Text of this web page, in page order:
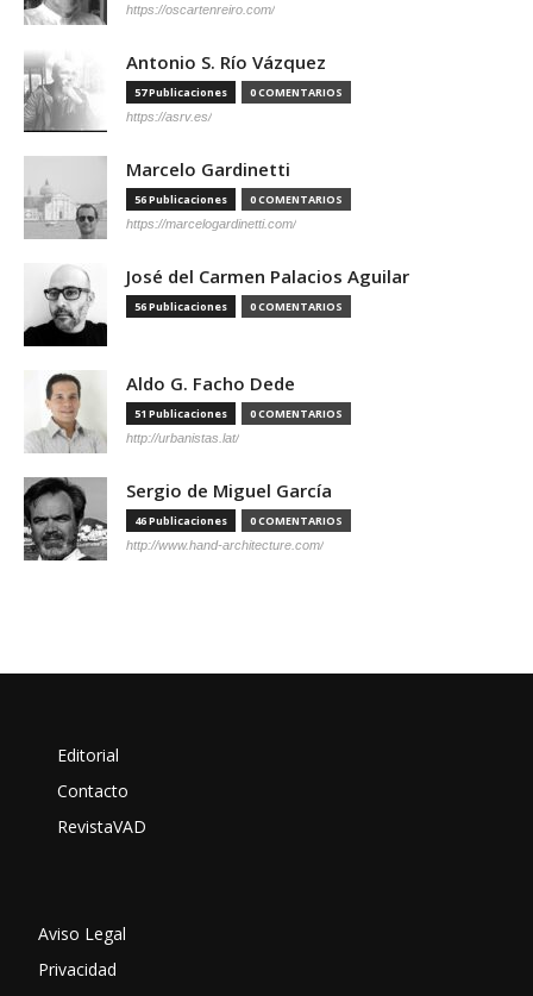
https://oscartenreiro.com/
Antonio S. Río Vázquez
57 Publicaciones 0 COMENTARIOS
https://asrv.es/
Marcelo Gardinetti
56 Publicaciones 0 COMENTARIOS
https://marcelogardinetti.com/
José del Carmen Palacios Aguilar
56 Publicaciones 0 COMENTARIOS
Aldo G. Facho Dede
51 Publicaciones 0 COMENTARIOS
http://urbanistas.lat/
Sergio de Miguel García
46 Publicaciones 0 COMENTARIOS
http://www.hand-architecture.com/
Editorial
Contacto
RevistaVAD
Aviso Legal
Privacidad